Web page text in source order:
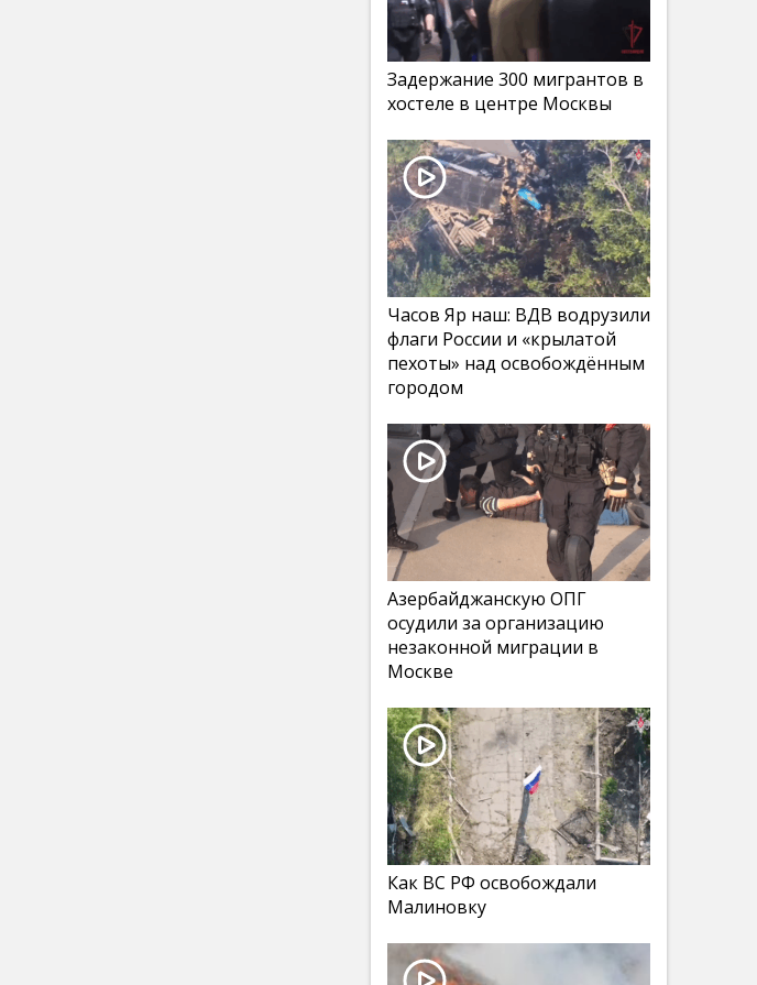
Задержание 300 мигрантов в
хостеле в центре Москвы
Часов Яр наш: ВДВ водрузили
флаги России и «крылатой
пехоты» над освобождённым
городом
Азербайджанскую ОПГ
осудили за организацию
незаконной миграции в
Москве
Как ВС РФ освобождали
Малиновку